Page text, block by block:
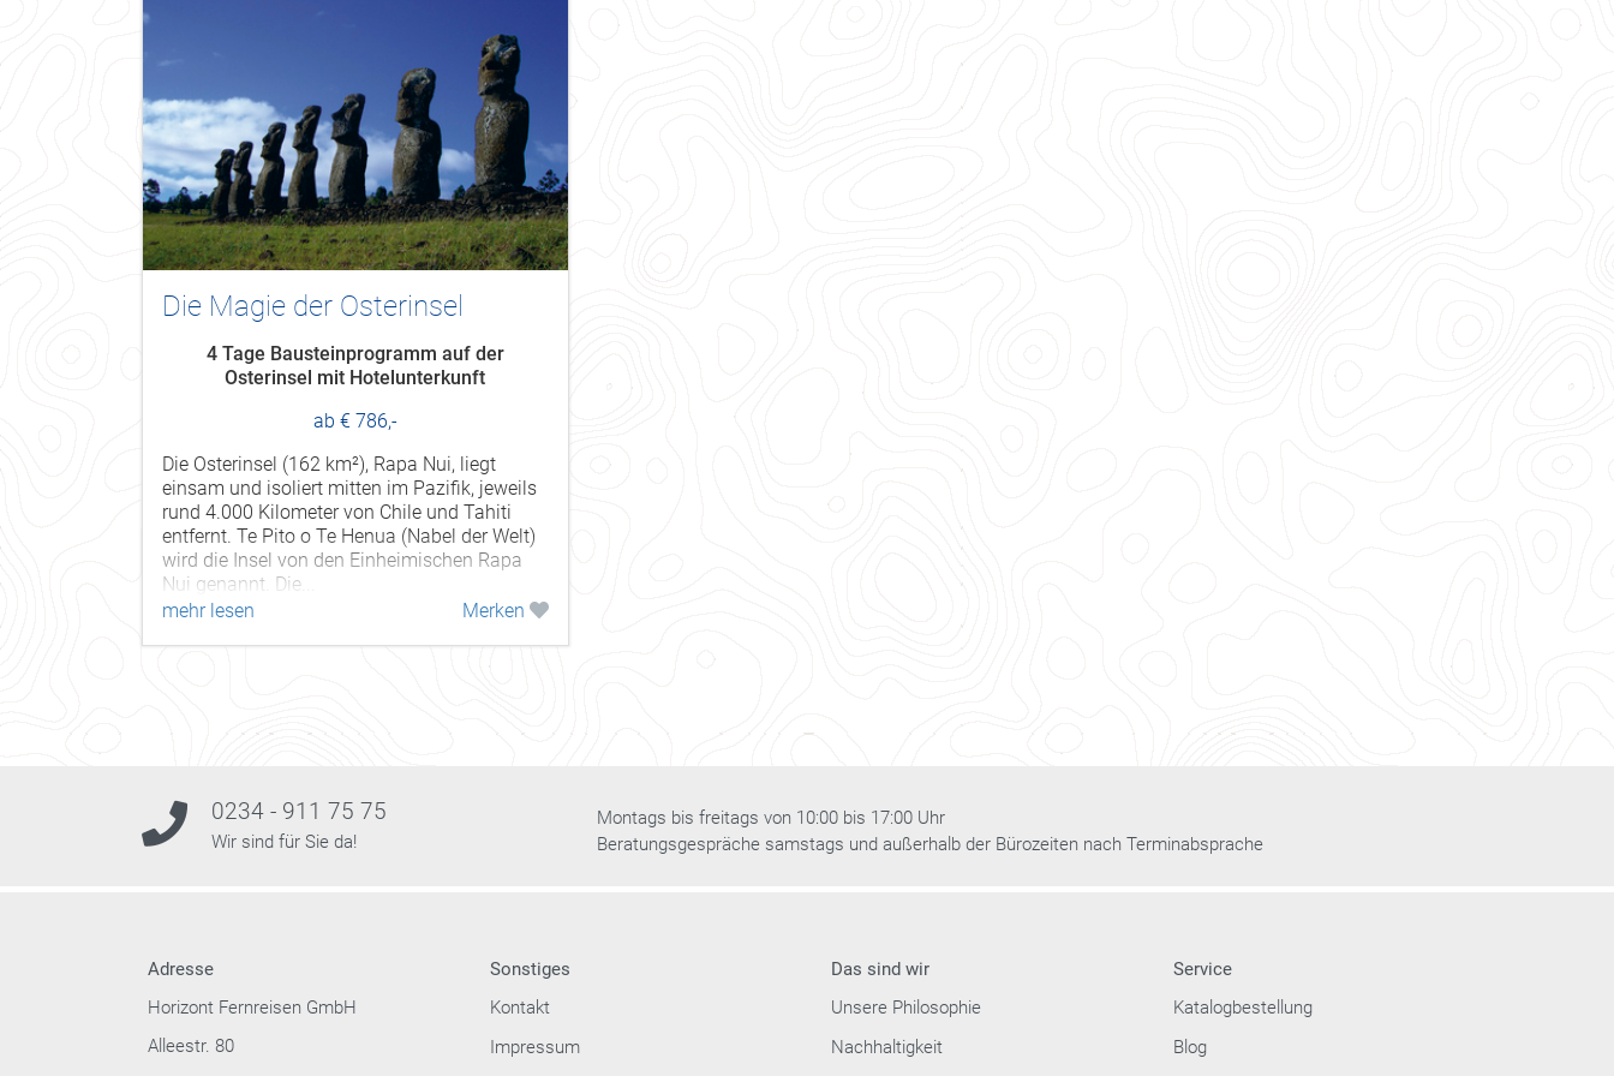
Die Magie der Osterinsel
4 Tage Bausteinprogramm auf der
Osterinsel mit Hotelunterkunft
ab € 786,-
Die Osterinsel (162 km²), Rapa Nui, liegt
einsam und isoliert mitten im Pazifik, jeweils
rund 4.000 Kilometer von Chile und Tahiti
entfernt. Te Pito o Te Henua (Nabel der Welt)
wird die Insel von den Einheimischen Rapa
Nui genannt. Die...
mehr lesen
Merken
0234 - 911 75 75
Wir sind für Sie da!
Montags bis freitags von 10:00 bis 17:00 Uhr
Beratungsgespräche samstags und außerhalb der Bürozeiten nach Terminabsprache
Adresse
Horizont Fernreisen GmbH
Alleestr. 80
Sonstiges
Kontakt
Impressum
Das sind wir
Unsere Philosophie
Nachhaltigkeit
Service
Katalogbestellung
Blog